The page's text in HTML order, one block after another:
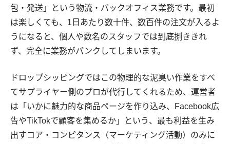
包・発送」という物流・バックオフィス業務です。最初
は楽しくても、1日あたり数十件、数百件の注文が入るよ
うになると、個人や数名のスタッフでは到底捌ききれ
ず、完全に業務がパンクしてしまいます。
ドロップシッピングではこの物理的な泥臭い作業をすべ
てサプライヤー側のプロが代行してくれるため、運営者
は「いかに魅力的な商品ページを作り込み、Facebook広
告やTikTokで顧客を集めるか」という、最も利益を生み
出すコア・コンピタンス（マーケティング活動）のみに